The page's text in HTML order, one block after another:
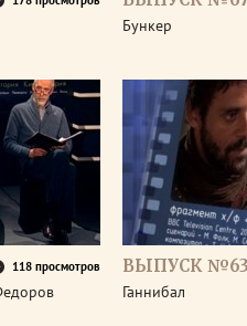
Бункер
118 просмотров ВЫПУСК
Ганнибал